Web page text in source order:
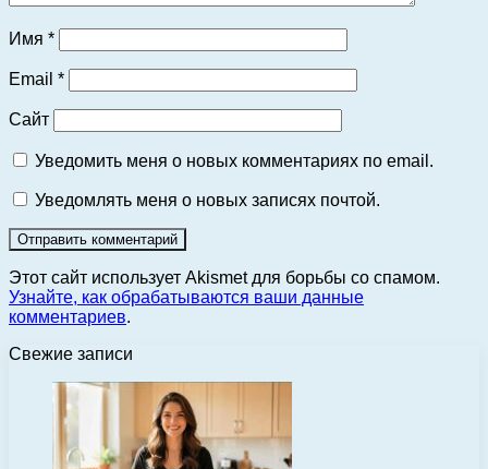
Имя *
Email *
Сайт
Уведомить меня о новых комментариях по email.
Уведомлять меня о новых записях почтой.
Этот сайт использует Akismet для борьбы со спамом.
Узнайте, как обрабатываются ваши данные
комментариев.
Свежие записи